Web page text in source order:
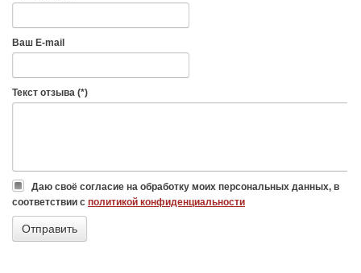
Ваш E-mail
Текст отзыва (*)
Даю своё согласие на обработку моих персональных данных, в
соответствии с политикой конфиденциальности